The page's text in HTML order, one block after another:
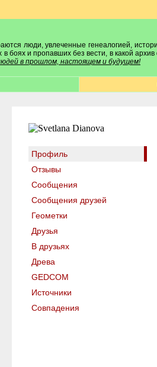
люди, увлеченные генеалогией,
боях и пропавших без вести, в какой
в прошлом, настоящем и будущем!
Профиль
Отзывы
Сообщения
Сообщения друзей
Геометки
Друзья
В друзьях
Древа
GEDCOM
Источники
Совпадения